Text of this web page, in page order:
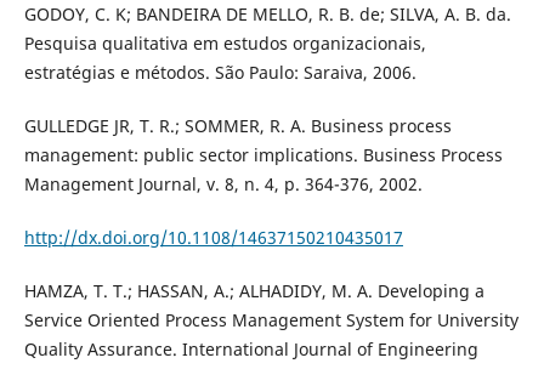
GODOY, C. K; BANDEIRA DE MELLO, R. B. de; SILVA, A. B. da.
Pesquisa qualitativa em estudos organizacionais,
estratégias e métodos. São Paulo: Saraiva, 2006.
GULLEDGE JR, T. R.; SOMMER, R. A. Business process
management: public sector implications. Business Process
Management Journal, v. 8, n. 4, p. 364-376, 2002.
http://dx.doi.org/10.1108/14637150210435017
HAMZA, T. T.; HASSAN, A.; ALHADIDY, M. A. Developing a
Service Oriented Process Management System for University
Quality Assurance. International Journal of Engineering